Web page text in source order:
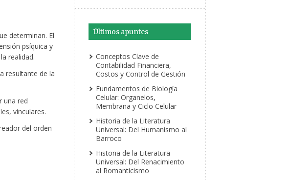
determinan. El
psíquica y
realidad.
resultante de la
una red
vinculares.
del orden
Últimos apuntes
Conceptos Clave de
Contabilidad Financiera,
Costos y Control de Gestión
Fundamentos de Biología
Celular: Organelos,
Membrana y Ciclo Celular
Historia de la Literatura
Universal: Del Humanismo al
Barroco
Historia de la Literatura
Universal: Del Renacimiento
al Romanticismo